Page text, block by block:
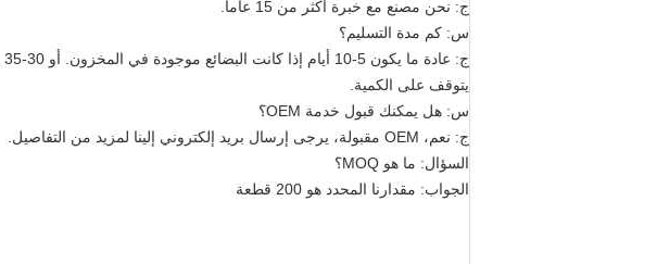
ج: نحن مصنع مع خبرة أكثر من 15 عاما.
س: كم مدة التسليم؟
يتوقف على الكمية.
س: هل يمكنك قبول خدمة OEM؟
ج: نعم، OEM مقبولة، يرجى إرسال بريد إلكتروني إلينا لمزيد من التفاصيل.
السؤال: ما هو MOQ؟
الجواب: مقدارنا المحدد هو 200 قطعة